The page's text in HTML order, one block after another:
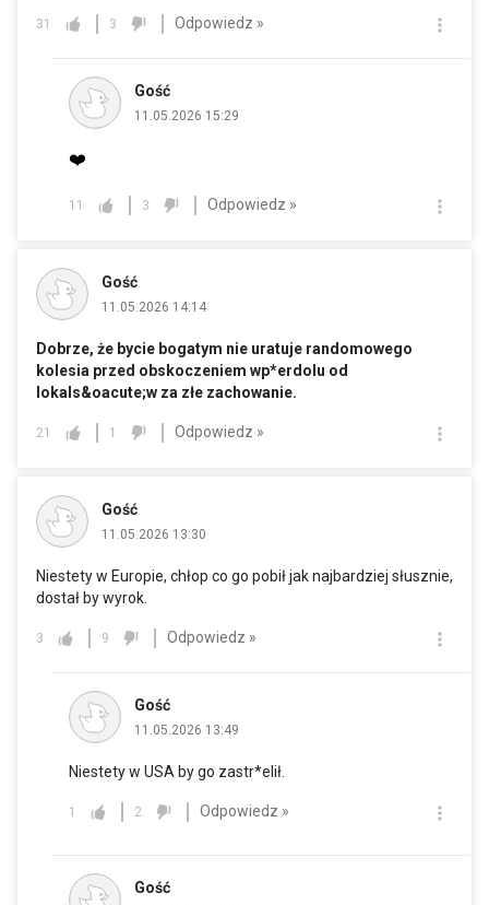
31 3 Odpowiedz »
Gość
11.05.2026 15:29
❤️
11 3 Odpowiedz »
Gość
11.05.2026 14:14
Dobrze, że bycie bogatym nie uratuje randomowego
kolesia przed obskoczeniem wp*erdolu od
lokals&oacute;w za złe zachowanie.
21 1 Odpowiedz »
Gość
11.05.2026 13:30
Niestety w Europie, chłop co go pobił jak najbardziej słusznie,
dostał by wyrok.
3 9 Odpowiedz »
Gość
11.05.2026 13:49
Niestety w USA by go zastr*elił.
1 2 Odpowiedz »
Gość